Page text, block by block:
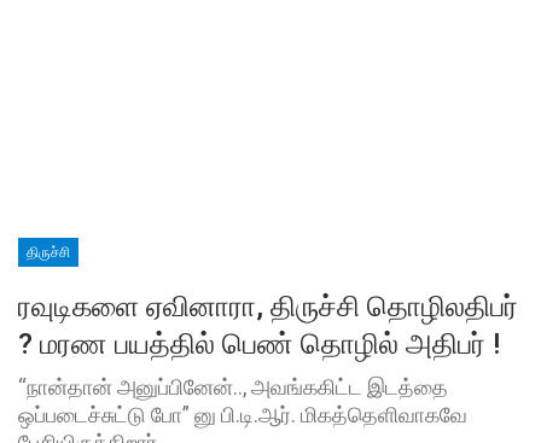
திருச்சி
ரவுடிகளை ஏவினாரா, திருச்சி தொழிலதிபர்
? மரண பயத்தில் பெண் தொழில் அதிபர் !
“நான்தான் அனுப்பினேன்.., அவங்ககிட்ட இடத்தை
ஒப்படைச்சுட்டு போ” னு பி.டி.ஆர். மிகத்தெளிவாகவே